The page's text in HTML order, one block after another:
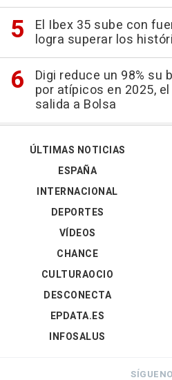
El Ibex 35 sube con
logra superar los
Digi reduce un 98% su
por atípicos en 2025,
salida a Bolsa
ÚLTIMAS NOTICIAS
ESPAÑA
INTERNACIONAL
DEPORTES
VÍDEOS
CHANCE
CULTURAOCIO
DESCONECTA
EPDATA.ES
INFOSALUS